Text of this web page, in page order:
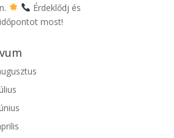
Érdeklődj és
most!